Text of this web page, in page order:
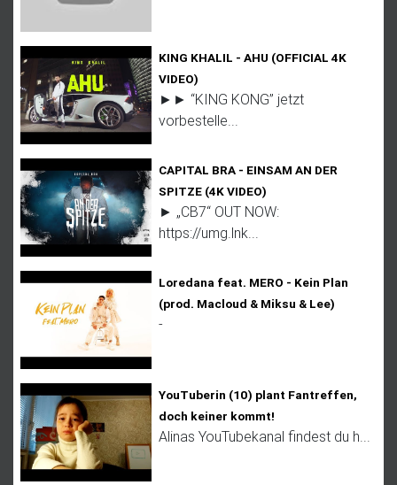
KING KHALIL - AHU (OFFICIAL 4K
VIDEO)
►► “KING KONG” jetzt
vorbestelle...
CAPITAL BRA - EINSAM AN DER
SPITZE (4K VIDEO)
► „CB7“ OUT NOW:
https://umg.lnk...
Loredana feat. MERO - Kein Plan
(prod. Macloud & Miksu & Lee)
-
YouTuberin (10) plant Fantreffen,
doch keiner kommt!
Alinas YouTubekanal findest du h...